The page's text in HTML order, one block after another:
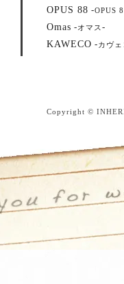
OPUS 88 -OPUS
Omas -オマス -
KAWECO -カヴェ
Copyright ©